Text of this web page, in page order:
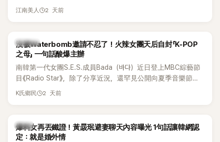
發問：「妳不是上新聞了？說妳去做整形？是人中縮短手術嗎？」
延燒到過去的爭議。李瑞鎮脫口補刀：「妳以前不是還在游泳池
開過記者會？」直接點名她當年的風波。李智惠聽了忍不住笑
說：「哥怎麼連這個都知道？」李瑞鎮則回嘴：「那時候新聞鬧那
麼大，不知道才奇怪吧。」一來一往，氣氛反而更加輕鬆。 談到
當年情況，李智惠終於鬆口坦言，當時確實被質疑動過隆胸手
術。她回憶：「拍了比基尼照片之後，就開始被說是不是去隆乳
了。」為了澄清誤會，她只好親自站出來說清楚。 李智惠進一步
想，既然一直說我有做，那我乾脆把腋下給大家看，證明我根
本沒動過。」一句話說完，全場瞬間炸鍋，來賓又驚又笑。 事實
（DTCU）」，憑藉燒腦劇情、電影級場景與龐大世界觀，累積
江南美人 2 天前
K-POP
沒被Waterbomb邀請不忍了！火辣女團天后自封「K-POP
之母」 一句話酸爆主辦
南韓第一代女團S.E.S.成員Bada（바다）近日登上MBC綜藝節
目《Radio Star》，除了分享近況，還罕見公開向夏季音樂節
Waterbomb喊話，笑稱自己至今從未受邀演出，更幽默表示：
K氏鄉民 2 天前
韓星
爆料女再丟鐵證！黃晸珉避妻聊天內容曝光 1句話讓韓網認
定：就是婚外情